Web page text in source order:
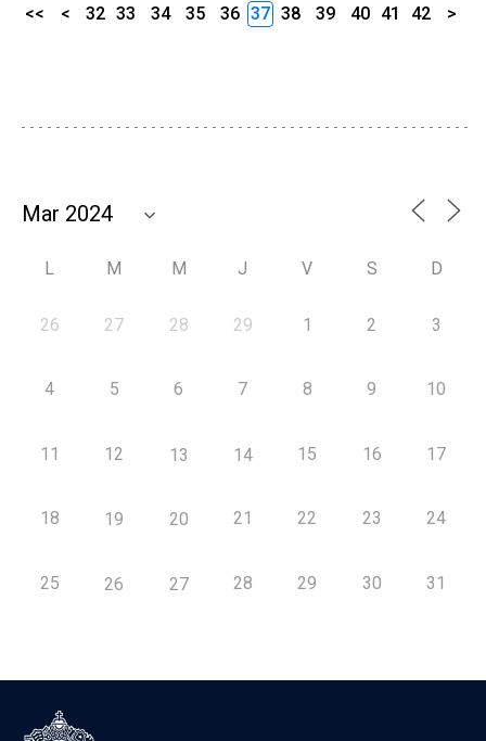
<< < 32 33 34 35 36 37 38 39 40 41 42 >
L M M J V S D
26 27 28 29 1 2 3
4 5 6 7 8 9 10
11 12 13 14 15 16 17
18 19 20 21 22 23 24
25 26 27 28 29 30 31